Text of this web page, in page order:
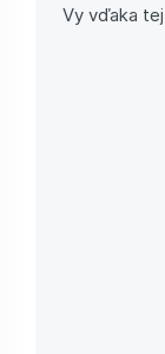
Vy vďaka